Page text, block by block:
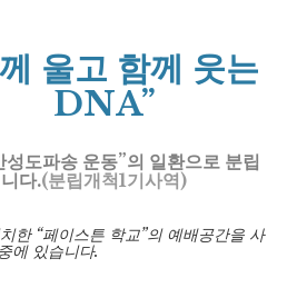
울고 함께 웃는
DNA”
도파송 운동”의 일환으로 분립
다.(분립개척1기사역)
한 “페이스튼 학교”의 예배공간을 사
에 있습니다.